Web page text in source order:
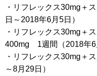
・リフレックス30mg＋
日～2018年6月5日）
・リフレックス30mg＋
400mg 1週間（2018年6
・リフレックス30mg＋
～8月29日）